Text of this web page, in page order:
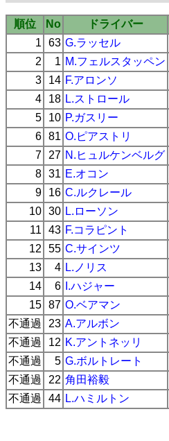
順位 No ドライバー
1
63 G.ラッセル
2
1 M.フェルスタッペン
3
14 F.アロンソ
4
18 L.ストロール
5
10 P.ガスリー
6 81 O.ピアストリ
7
27 N.ヒュルケンベルグ
8 31 E.オコン
9
16 C.ルクレール
10 30 L.ローソン
11
43 F.コラピント
12
55 C.サインツ
13
4 L.ノリス
14
6 I.ハジャー
15 87 O.ベアマン
不通過
23 A.アルボン
不通過
12 K.アントネッリ
不通過
5 G.ボルトレート
不通過
22 角田裕毅
不通過
44 L.ハミルトン